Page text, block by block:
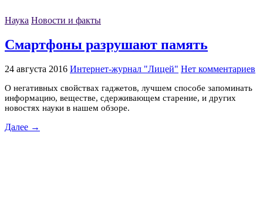
Наука Новости и факты
Смартфоны разрушают память
24 августа 2016 Интернет-журнал "Лицей" Нет комментариев
О негативных свойствах гаджетов, лучшем способе запоминать
информацию, веществе, сдерживающем старение, и других
новостях науки в нашем обзоре.
Далее →